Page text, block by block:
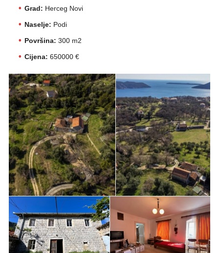
Grad: Herceg Novi
Naselje: Podi
Površina: 300 m2
Cijena: 650000 €